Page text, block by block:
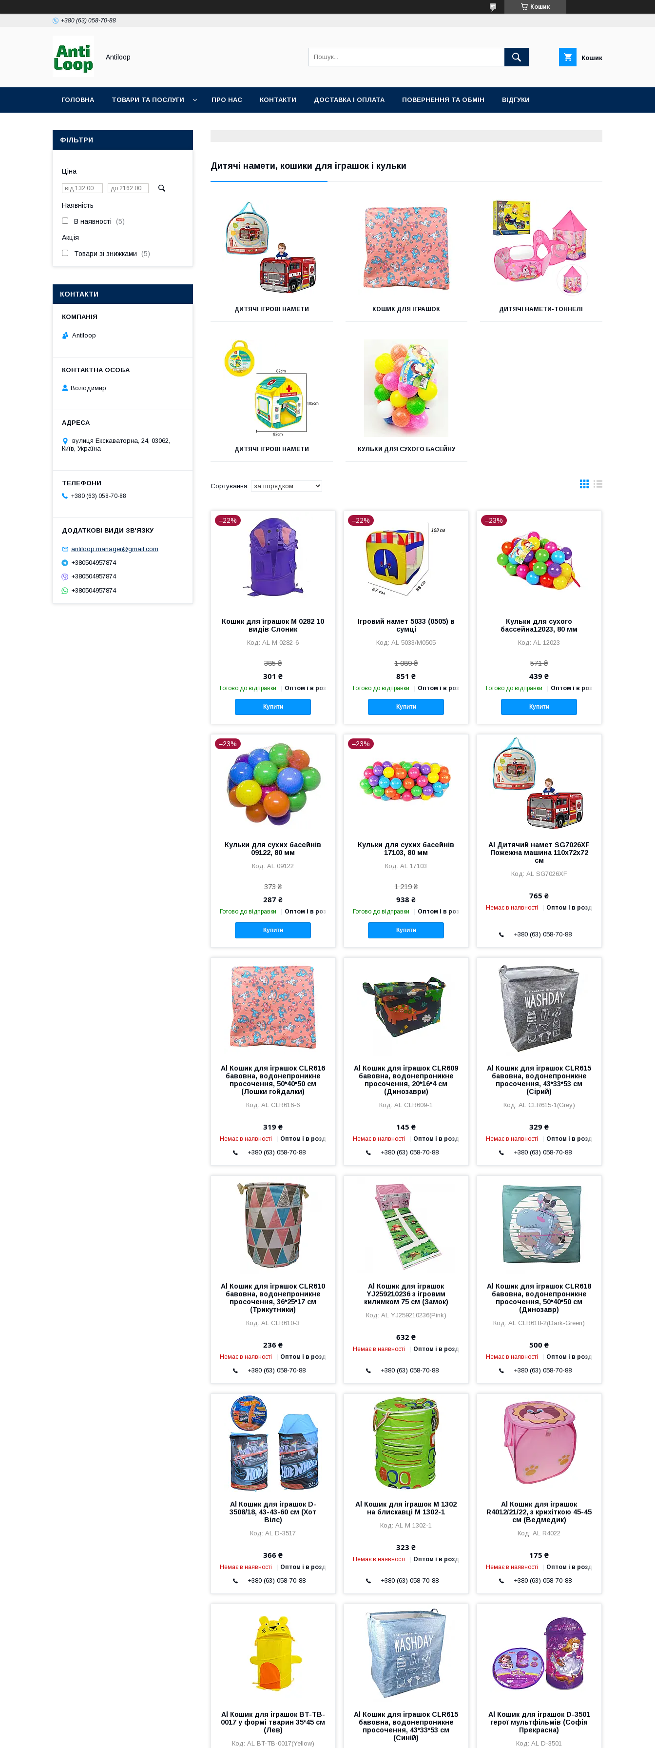
Кошик
+380 (63) 058-70-88
Antiloop Кошик
ГОЛОВНА ТОВАРИ ТА ПОСЛУГИ ПРО НАС КОНТАКТИ ДОСТАВКА І ОПЛАТА ПОВЕРНЕННЯ ТА ОБМІН ВІДГУКИ
Дитячі намети, кошики для іграшок і кульки
ДИТЯЧІ ІГРОВІ НАМЕТИ КОШИК ДЛЯ ІГРАШОК ДИТЯЧІ НАМЕТИ-ТОННЕЛІ
ДИТЯЧІ ІГРОВІ НАМЕТИ КУЛЬКИ ДЛЯ СУХОГО БАСЕЙНУ
–22%
Кошик для іграшок M 0282 10
видів Слоник
AL M 0282-6
385 ₴
301 ₴
Готово до відправки Оптом і в роздріб
Купити
–22%
Ігровий намет 5033 (0505) в
сумці
AL 5033/М0505
1 089 ₴
851 ₴
Готово до відправки Оптом і в роздріб
Купити
–23%
Кульки для сухого
бассейна12023, 80 мм
AL 12023
571 ₴
439 ₴
Готово до відправки Оптом і в роздріб
Купити
–23%
Кульки для сухих басейнів
09122, 80 мм
AL 09122
373 ₴
287 ₴
Готово до відправки Оптом і в роздріб
Купити
–23%
Кульки для сухих басейнів
17103, 80 мм
AL 17103
1 219 ₴
938 ₴
Готово до відправки Оптом і в роздріб
Купити
Al Дитячий намет SG7026XF
Пожежна машина 110х72х72
см
AL SG7026XF
765 ₴
Немає в наявності Оптом і в роздріб
+380 (63) 058-70-88
Al Кошик для іграшок CLR616
бавовна, водонепроникне
просочення, 50*40*50 см
(Лошки гойдалки)
AL CLR616-6
319 ₴
Немає в наявності Оптом і в роздріб
+380 (63) 058-70-88
Al Кошик для іграшок CLR609
бавовна, водонепроникне
просочення, 20*16*4 см
(Динозаври)
AL CLR609-1
145 ₴
Немає в наявності Оптом і в роздріб
+380 (63) 058-70-88
Al Кошик для іграшок CLR615
бавовна, водонепроникне
просочення, 43*33*53 см
(Сірий)
AL CLR615-1(Grey)
329 ₴
Немає в наявності Оптом і в роздріб
+380 (63) 058-70-88
Al Кошик для іграшок CLR610
бавовна, водонепроникне
просочення, 36*25*17 см
(Трикутники)
AL CLR610-3
236 ₴
Немає в наявності Оптом і в роздріб
+380 (63) 058-70-88
Al Кошик для іграшок
YJ259210236 з ігровим
килимком 75 см (Замок)
AL YJ259210236(Pink)
632 ₴
Немає в наявності Оптом і в роздріб
+380 (63) 058-70-88
Al Кошик для іграшок CLR618
бавовна, водонепроникне
просочення, 50*40*50 см
(Динозавр)
AL CLR618-2(Dark-Green)
500 ₴
Немає в наявності Оптом і в роздріб
+380 (63) 058-70-88
Al Кошик для іграшок D-
3508/18, 43-43-60 см (Хот
Вілс)
AL D-3517
366 ₴
Немає в наявності Оптом і в роздріб
+380 (63) 058-70-88
Al Кошик для іграшок M 1302
на блискавці M 1302-1
AL M 1302-1
323 ₴
Немає в наявності Оптом і в роздріб
+380 (63) 058-70-88
Al Кошик для іграшок
R4012/21/22, з крихіткою 45-45
см (Ведмедик)
AL R4022
175 ₴
Немає в наявності Оптом і в роздріб
+380 (63) 058-70-88
Al Кошик для іграшок BT-TB-
0017 у формі тварин 35*45 см
(Лев)
AL BT-TB-0017(Yellow)
Al Кошик для іграшок CLR615
бавовна, водонепроникне
просочення, 43*33*53 см
(Синій)
Al Кошик для іграшок D-3501
герої мультфільмів (Софія
Прекрасна)
AL D-3501
ФІЛЬТРИ
Ціна
Наявність
В наявності 5
Акція
Товари зі знижками 5
КОНТАКТИ
Antiloop
Володимир
вулиця Екскаваторна, 24, 03062,
Київ, Україна
+380 (63) 058-70-88
antiloop.manager@gmail.com
+380504957874
+380504957874
+380504957874